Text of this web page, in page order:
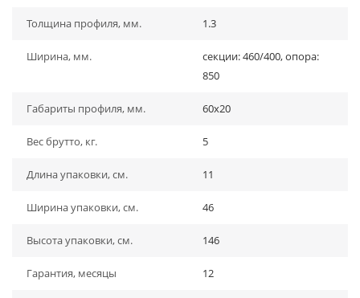
Толщина профиля, мм. 1.3
Ширина, мм.
секции: 460/400, опора:
850
Габариты профиля, мм. 60х20
Вес брутто, кг. 5
Длина упаковки, см. 11
Ширина упаковки, см. 46
Высота упаковки, см. 146
Гарантия, месяцы 12